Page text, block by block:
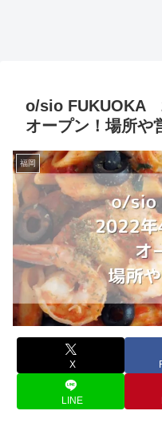
o/sio FUKUOKA
オープン！場所や
福岡
X
LINE